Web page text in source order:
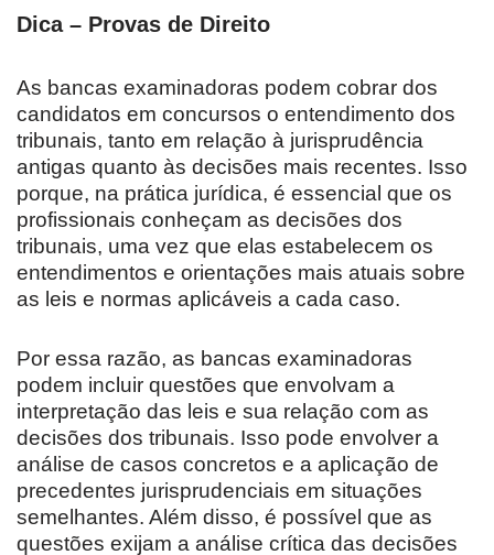
Dica – Provas de Direito
As bancas examinadoras podem cobrar dos
candidatos em concursos o entendimento dos
tribunais, tanto em relação à jurisprudência
antigas quanto às decisões mais recentes. Isso
porque, na prática jurídica, é essencial que os
profissionais conheçam as decisões dos
tribunais, uma vez que elas estabelecem os
entendimentos e orientações mais atuais sobre
as leis e normas aplicáveis a cada caso.
Por essa razão, as bancas examinadoras
podem incluir questões que envolvam a
interpretação das leis e sua relação com as
decisões dos tribunais. Isso pode envolver a
análise de casos concretos e a aplicação de
precedentes jurisprudenciais em situações
semelhantes. Além disso, é possível que as
questões exijam a análise crítica das decisões